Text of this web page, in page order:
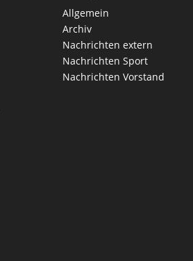
Allgemein
Archiv
Nachrichten extern
Nachrichten Sport
Nachrichten Vorstand